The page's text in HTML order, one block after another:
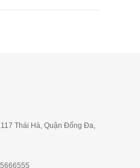
Thái Hà, Quận Đống Đa,